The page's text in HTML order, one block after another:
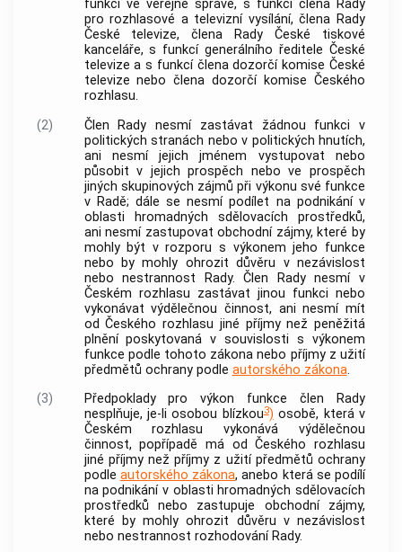
funkcí ve veřejné správě, s funkcí člena Rady
pro rozhlasové a televizní vysílání, člena Rady
České televize, člena Rady České tiskové
kanceláře, s funkcí generálního ředitele České
televize a s funkcí člena dozorčí komise České
televize nebo člena dozorčí komise Českého
rozhlasu.
(2)
Člen Rady nesmí zastávat žádnou funkci v
politických stranách nebo v politických hnutích,
ani nesmí jejich jménem vystupovat nebo
působit v jejich prospěch nebo ve prospěch
jiných skupinových zájmů při výkonu své funkce
v Radě; dále se nesmí podílet na podnikání v
oblasti hromadných sdělovacích prostředků,
ani nesmí zastupovat obchodní zájmy, které by
mohly být v rozporu s výkonem jeho funkce
nebo by mohly ohrozit důvěru v nezávislost
nebo nestrannost Rady. Člen Rady nesmí v
Českém rozhlasu zastávat jinou funkci nebo
vykonávat výdělečnou činnost, ani nesmí mít
od Českého rozhlasu jiné příjmy než peněžitá
plnění poskytovaná v souvislosti s výkonem
funkce podle tohoto zákona nebo příjmy z užití
předmětů ochrany podle autorského zákona.
(3)
Předpoklady pro výkon funkce člen Rady
nesplňuje, je-li osobou blízkou3) osobě, která v
Českém rozhlasu vykonává výdělečnou
činnost, popřípadě má od Českého rozhlasu
jiné příjmy než příjmy z užití předmětů ochrany
podle autorského zákona, anebo která se podílí
na podnikání v oblasti hromadných sdělovacích
prostředků nebo zastupuje obchodní zájmy,
které by mohly ohrozit důvěru v nezávislost
nebo nestrannost rozhodování Rady.